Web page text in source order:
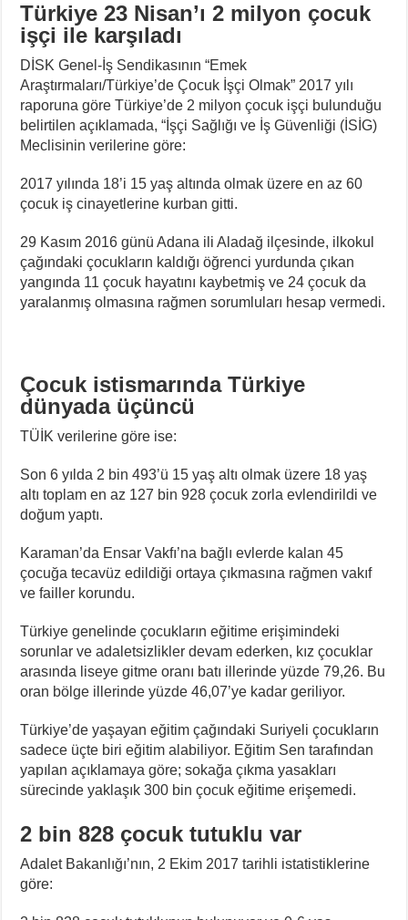
Türkiye 23 Nisan’ı 2 milyon çocuk
işçi ile karşıladı
DİSK Genel-İş Sendikasının “Emek
Araştırmaları/Türkiye’de Çocuk İşçi Olmak” 2017 yılı
raporuna göre Türkiye’de 2 milyon çocuk işçi bulunduğu
belirtilen açıklamada, “İşçi Sağlığı ve İş Güvenliği (İSİG)
Meclisinin verilerine göre:
2017 yılında 18’i 15 yaş altında olmak üzere en az 60
çocuk iş cinayetlerine kurban gitti.
29 Kasım 2016 günü Adana ili Aladağ ilçesinde, ilkokul
çağındaki çocukların kaldığı öğrenci yurdunda çıkan
yangında 11 çocuk hayatını kaybetmiş ve 24 çocuk da
yaralanmış olmasına rağmen sorumluları hesap vermedi.
Çocuk istismarında Türkiye
dünyada üçüncü
TÜİK verilerine göre ise:
Son 6 yılda 2 bin 493’ü 15 yaş altı olmak üzere 18 yaş
altı toplam en az 127 bin 928 çocuk zorla evlendirildi ve
doğum yaptı.
Karaman’da Ensar Vakfı’na bağlı evlerde kalan 45
çocuğa tecavüz edildiği ortaya çıkmasına rağmen vakıf
ve failler korundu.
Türkiye genelinde çocukların eğitime erişimindeki
sorunlar ve adaletsizlikler devam ederken, kız çocuklar
arasında liseye gitme oranı batı illerinde yüzde 79,26. Bu
oran bölge illerinde yüzde 46,07’ye kadar geriliyor.
Türkiye’de yaşayan eğitim çağındaki Suriyeli çocukların
sadece üçte biri eğitim alabiliyor. Eğitim Sen tarafından
yapılan açıklamaya göre; sokağa çıkma yasakları
sürecinde yaklaşık 300 bin çocuk eğitime erişemedi.
2 bin 828 çocuk tutuklu var
Adalet Bakanlığı’nın, 2 Ekim 2017 tarihli istatistiklerine
göre: